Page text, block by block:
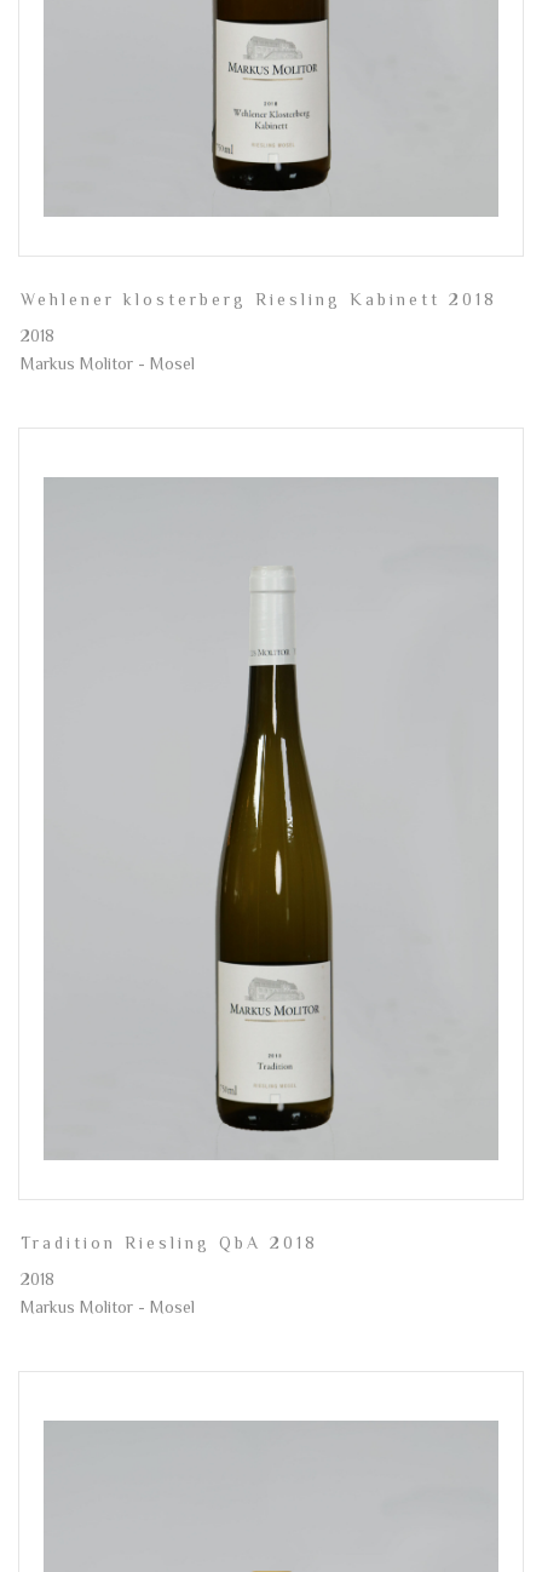
Wehlener klosterberg Riesling Kabinett 2018
2018
Markus Molitor - Mosel
Tradition Riesling QbA 2018
2018
Markus Molitor - Mosel